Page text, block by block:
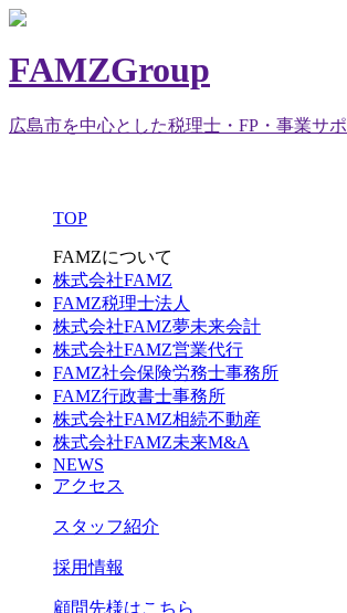
FAMZGroup
広島市を中心とした税理士・FP・事業サポ
TOP
FAMZについて
株式会社FAMZ
FAMZ税理士法人
株式会社FAMZ夢未来会計
株式会社FAMZ営業代行
FAMZ社会保険労務士事務所
FAMZ行政書士事務所
株式会社FAMZ相続不動産
株式会社FAMZ未来M&A
NEWS
アクセス
スタッフ紹介
採用情報
顧問先様はこちら